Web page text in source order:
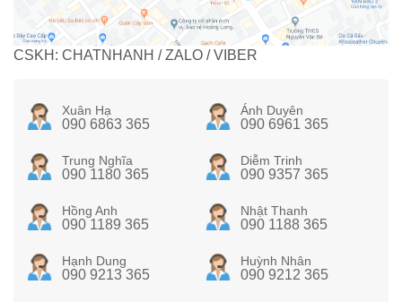
CSKH: CHATNHANH / ZALO / VIBER
Xuân Hạ
090 6863 365
Ánh Duyên
090 6961 365
Trung Nghĩa
090 1180 365
Diễm Trinh
090 9357 365
Hồng Anh
090 1189 365
Nhật Thanh
090 1188 365
Hạnh Dung
090 9213 365
Huỳnh Nhân
090 9212 365